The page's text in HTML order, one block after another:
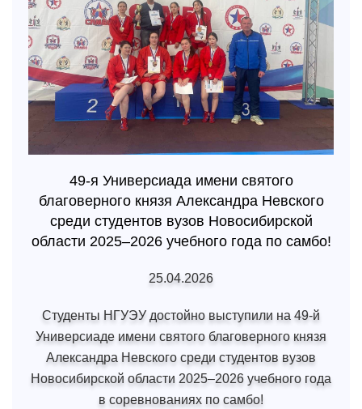
49-я Универсиада имени святого
благоверного князя Александра Невского
среди студентов вузов Новосибирской
области 2025–2026 учебного года по самбо!
25.04.2026
Студенты НГУЭУ достойно выступили на 49-й
Универсиаде имени святого благоверного князя
Александра Невского среди студентов вузов
Новосибирской области 2025–2026 учебного года
в соревнованиях по самбо!